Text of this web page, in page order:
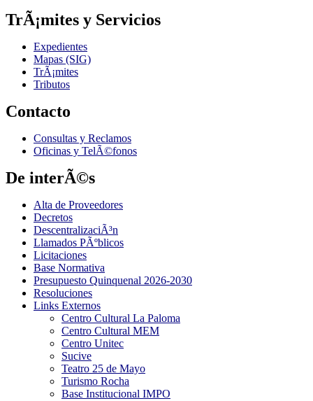
TrÃ¡mites y Servicios
Expedientes
Mapas (SIG)
TrÃ¡mites
Tributos
Contacto
Consultas y Reclamos
Oficinas y TelÃ©fonos
De interÃ©s
Alta de Proveedores
Decretos
DescentralizaciÃ³n
Llamados PÃºblicos
Licitaciones
Base Normativa
Presupuesto Quinquenal 2026-2030
Resoluciones
Links Externos
Centro Cultural La Paloma
Centro Cultural MEM
Centro Unitec
Sucive
Teatro 25 de Mayo
Turismo Rocha
Base Institucional IMPO